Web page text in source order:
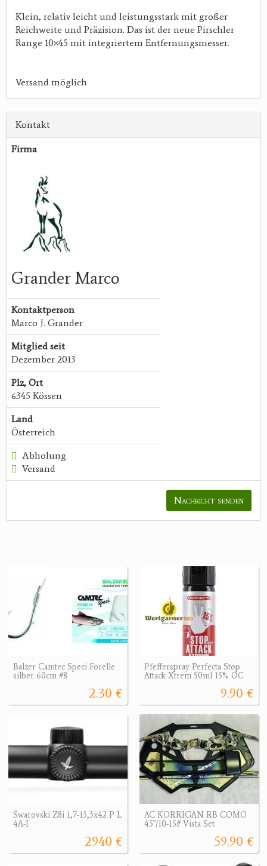
Klein, relativ leicht und leistungsstark mit großer
Reichweite und Präzision. Das ist der neue Pirschler
Range 10×45 mit integriertem Entfernungsmesser.
Versand möglich
Kontakt
Firma
Grander Marco
Kontaktperson
Marco J. Grander
Mitglied seit
Dezember 2013
Plz, Ort
6345 Kössen
Land
Österreich
Abholung
Versand
Nachricht senden
Balzer Camtec Speci Forelle
silber 60cm #8
2.30 €
Pfefferspray Perfecta Stop
Attack Xtrem 50ml 15% OC
9.90 €
Swarovski Z8i 1,7-13,3x42 P L
4A-I
2940 €
AC KORRIGAN RB COMO
45"/10-15# Vista Set
59.90 €